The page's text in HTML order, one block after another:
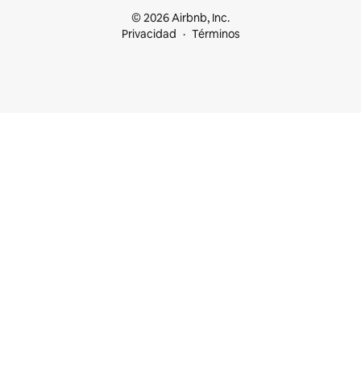
© 2026 Airbnb, Inc.
Privacidad
Términos